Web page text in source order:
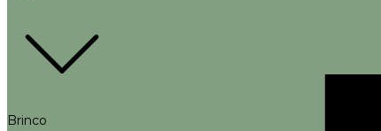
Brinco